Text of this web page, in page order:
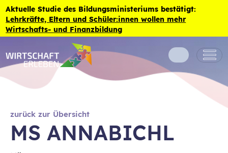
Zum Inhalt der Seite springen
Aktuelle Studie des Bildungsministeriums bestätigt:
Lehrkräfte, Eltern und Schüler:innen wollen mehr
Wirtschafts- und Finanzbildung
zurück zur Übersicht
MS ANNABICHL